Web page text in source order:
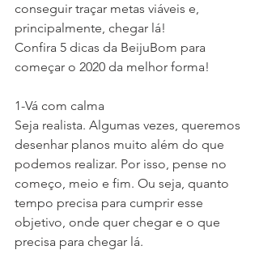
conseguir traçar metas viáveis e,
principalmente, chegar lá!
Confira 5 dicas da BeijuBom para
começar o 2020 da melhor forma!
1-Vá com calma
Seja realista. Algumas vezes, queremos
desenhar planos muito além do que
podemos realizar. Por isso, pense no
começo, meio e fim. Ou seja, quanto
tempo precisa para cumprir esse
objetivo, onde quer chegar e o que
precisa para chegar lá.